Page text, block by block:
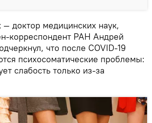
— доктор медицинских наук,
корреспондент РАН Андрей
что после COVID-19
психосоматические проблемы:
слабость только из-за